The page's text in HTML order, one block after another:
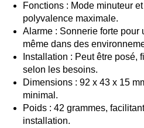
Fonctions : Mode minuteur
polyvalence maximale.
Alarme : Sonnerie forte pour
même dans des
Installation : Peut être posé,
selon les besoins.
Dimensions : 92 x 43 x 15
minimal.
Poids : 42 grammes,
installation.